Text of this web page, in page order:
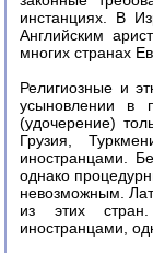
инстанциях. В
Английским
многих странах
Религиозные и
усыновлении в
(удочерение)
Грузия,
иностранцами.
однако
невозможным.
из этих стран.
иностранцами,